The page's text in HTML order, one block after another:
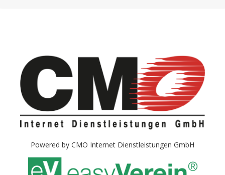
Powered by CMO Internet Dienstleistungen GmbH